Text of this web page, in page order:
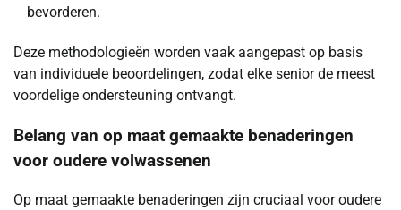
bevorderen.
Deze methodologieën worden vaak aangepast op basis
van individuele beoordelingen, zodat elke senior de meest
voordelige ondersteuning ontvangt.
Belang van op maat gemaakte benaderingen
voor oudere volwassenen
Op maat gemaakte benaderingen zijn cruciaal voor oudere